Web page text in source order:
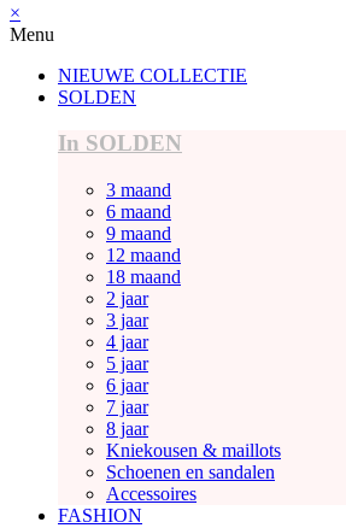
×
Menu
NIEUWE COLLECTIE
SOLDEN
In SOLDEN
3 maand
6 maand
9 maand
12 maand
18 maand
2 jaar
3 jaar
4 jaar
5 jaar
6 jaar
7 jaar
8 jaar
Kniekousen & maillots
Schoenen en sandalen
Accessoires
FASHION